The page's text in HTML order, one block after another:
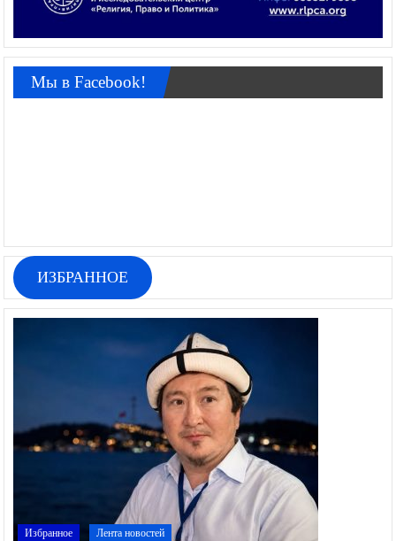
Мы в Facebook!
ИЗБРАННОЕ
Избранное Лента новостей